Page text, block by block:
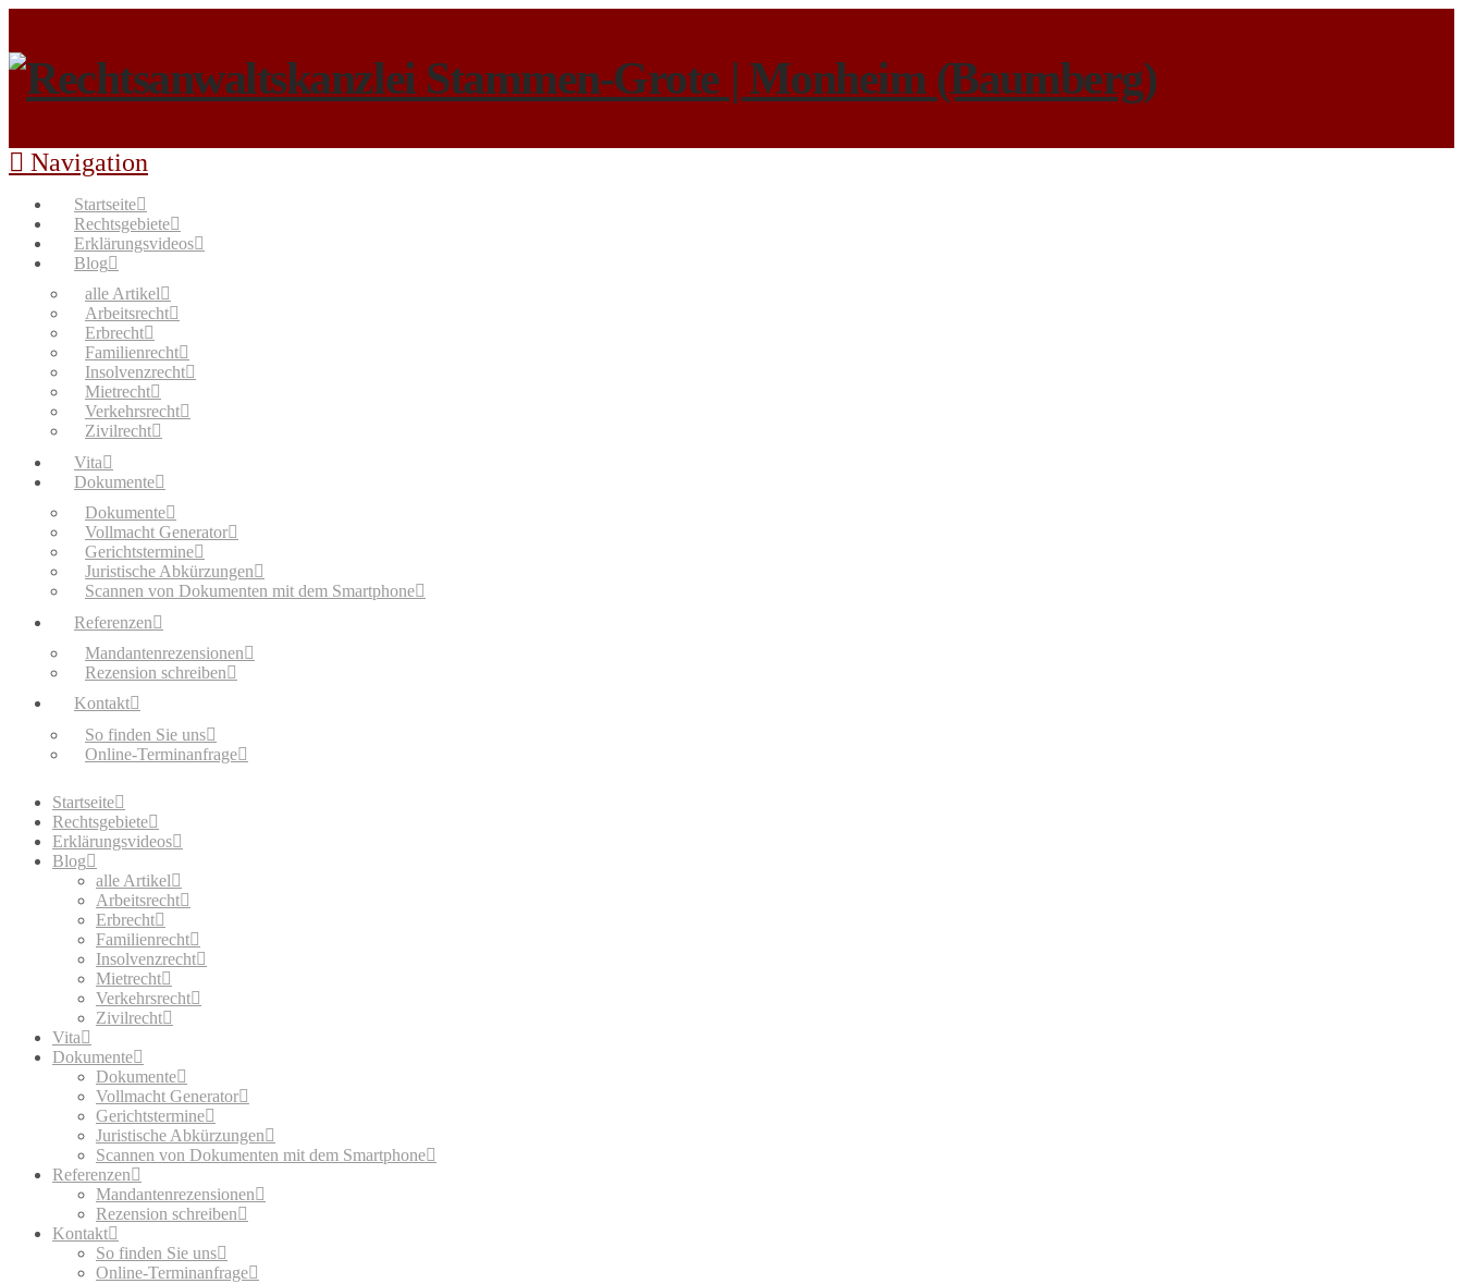
Navigation
Startseite
Rechtsgebiete
Erklärungsvideos
Blog
alle Artikel
Arbeitsrecht
Erbrecht
Familienrecht
Insolvenzrecht
Mietrecht
Verkehrsrecht
Zivilrecht
Vita
Dokumente
Dokumente
Vollmacht Generator
Gerichtstermine
Juristische Abkürzungen
Scannen von Dokumenten mit dem Smartphone
Referenzen
Mandantenrezensionen
Rezension schreiben
Kontakt
So finden Sie uns
Online-Terminanfrage
Startseite
Rechtsgebiete
Erklärungsvideos
Blog
alle Artikel
Arbeitsrecht
Erbrecht
Familienrecht
Insolvenzrecht
Mietrecht
Verkehrsrecht
Zivilrecht
Vita
Dokumente
Dokumente
Vollmacht Generator
Gerichtstermine
Juristische Abkürzungen
Scannen von Dokumenten mit dem Smartphone
Referenzen
Mandantenrezensionen
Rezension schreiben
Kontakt
So finden Sie uns
Online-Terminanfrage